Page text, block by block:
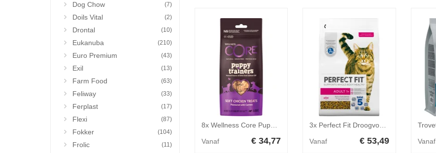
Dog Chow (7)
Doils Vital (2)
Drontal (10)
Eukanuba (210)
Euro Premium (43)
Exil (13)
Farm Food (63)
Feliway (33)
Ferplast (17)
Flexi (87)
Fokker (104)
Frolic (11)
8x Wellness Core Puppy Trainers Kip - Wortel 170 gr
Vanaf € 34,77 Vanaf € 53,49 Vanaf